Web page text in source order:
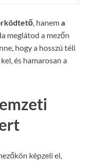
, hanema
meglátod a mezőn
hogy a hosszú téli
és hamarosan a
képzeli el,